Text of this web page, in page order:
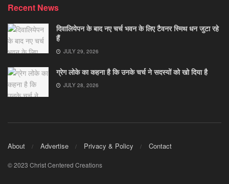
Recent News
दिवालियेपन के बाद नए चर्च भवन के लिए टैवनर स्मिथ धन जुटा रहे
हैं
JULY 29, 2026
ग्रेग लोके का कहना है कि उनके चर्च ने सदस्यों को खो दिया है
JULY 28, 2026
About Advertise Privacy & Policy Contact
© 2023 Christ Centered Creations